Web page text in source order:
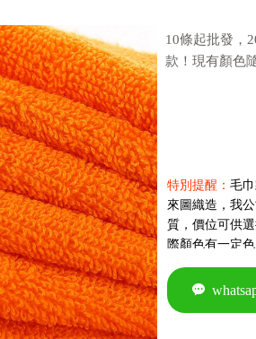
10條起批發，
款！現有顏色
特別提醒： 毛
來圖織造，我
質，價位可供
際顏色有一定色
끁